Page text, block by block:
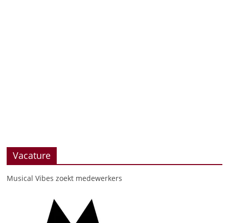
Vacature
Musical Vibes zoekt medewerkers